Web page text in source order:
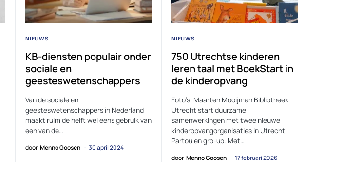
NIEUWS
KB-diensten populair onder
sociale en
geesteswetenschappers
Van de sociale en
geesteswetenschappers in Nederland
maakt ruim de helft wel eens gebruik van
een van de…
door Menno Goosen 30 april 2024
NIEUWS
750 Utrechtse kinderen
leren taal met BoekStart in
de kinderopvang
Foto’s: Maarten Mooijman Bibliotheek
Utrecht start duurzame
samenwerkingen met twee nieuwe
kinderopvangorganisaties in Utrecht:
Partou en gro-up. Met…
door Menno Goosen 17 februari 2026